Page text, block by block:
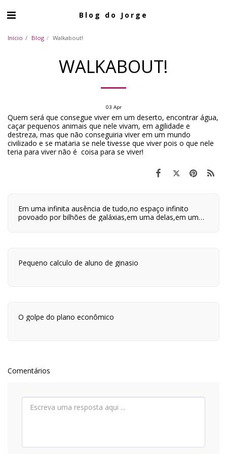
Blog do Jorge
Início Blog Walkabout!
WALKABOUT!
03 Apr
Quem será que consegue viver em um deserto, encontrar água,
caçar pequenos animais que nele vivam, em agilidade e
destreza, mas que não conseguiria viver em um mundo
civilizado e se mataria se nele tivesse que viver pois o que nele
teria para viver não é coisa para se viver!
Em uma infinita ausência de tudo,no espaço infinito
povoado por bilhões de galáxias,em uma delas,em um
Pequeno calculo de aluno de ginasio
O golpe do plano econômico
Comentários